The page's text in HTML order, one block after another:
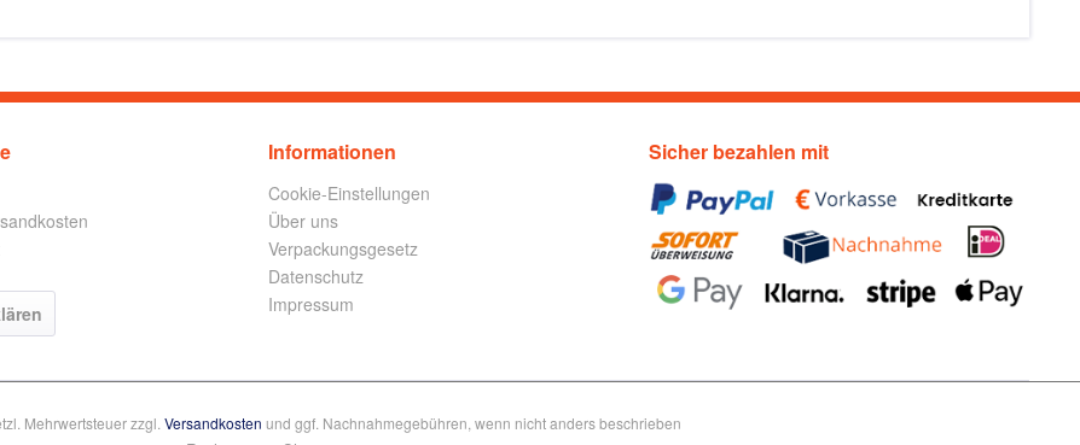
Informationen
Cookie-Einstellungen
Über uns
Verpackungsgesetz
Datenschutz
Impressum
Sicher bezahlen mit
Mehrwertsteuer zzgl. Versandkosten und ggf. Nachnahmegebühren, wenn nicht anders beschrieben